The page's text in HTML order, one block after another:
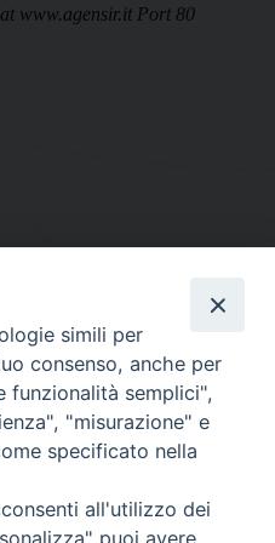
DI ALBANO
- Fax.: 06.9323844
Ore: 9:00 - 13:00
Ore 9:30 - 12:30
simili per
consenso, anche per
funzionalità semplici",
"misurazione" e
specificato nella
all'utilizzo dei